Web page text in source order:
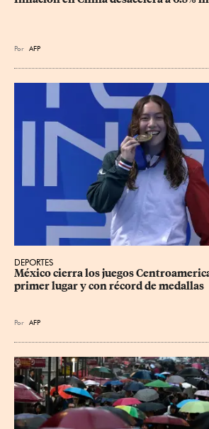
Por AFP
DEPORTES
México cierra los juegos
primer lugar y con récord de medallas
Por AFP